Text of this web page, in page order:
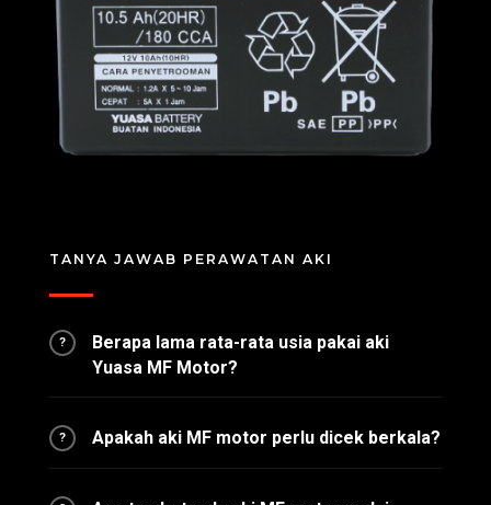
TANYA JAWAB PERAWATAN AKI
?
Berapa lama rata-rata usia pakai aki
Yuasa MF Motor?
? Apakah aki MF motor perlu dicek berkala?